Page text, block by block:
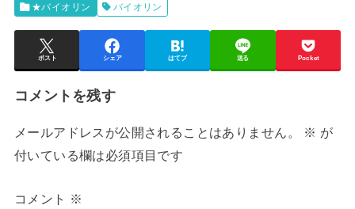
★バイオリン バイオリン
ポスト シェア はてブ 送る Pocket
コメントを残す
メールアドレスが公開されることはありません。 ※ が
付いている欄は必須項目です
コメント ※